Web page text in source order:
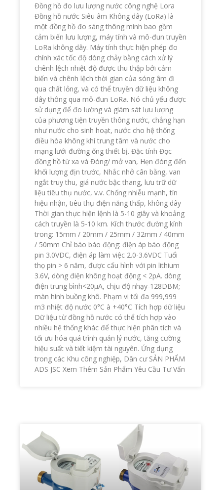
Đồng hồ đo lưu lượng nước công nghệ Lora
Đồng hồ nước Siêu âm Không dây (LoRa) là
một đồng hồ đo sáng thông minh bao gồm
cảm biến lưu lượng, máy tính và mô-đun truyền
LoRa không dây. Máy tính thực hiện phép đo
chính xác tốc độ dòng chảy bằng cách xử lý
chênh lệch nhiệt độ được thu thập bởi cảm
biến và chênh lệch thời gian của sóng âm đi
qua chất lỏng, và có thể truyền dữ liệu không
dây thông qua mô-đun LoRa. Nó chủ yếu được
sử dụng để đo lường và giám sát lưu lượng
của phương tiện truyền thông nước, chẳng hạn
như nước cho sinh hoạt, nước cho hệ thống
điều hòa không khí trung tâm và nước cho
mạng lưới đường ống thiết bị. Đặc tính Đọc
đồng hồ từ xa và Đóng/ mở van, Hẹn đóng đến
khối lượng địn trước, Nhắc nhở cân bằng, van
ngắt truy thu, giá nước bậc thang, lưu trữ dữ
liệu tiêu thụ nước, v.v. Chống nhiễu mạnh, tín
hiệu nhận, tiêu thụ điện năng thấp, không dây
Thời gian thực hiện lệnh là 5-10 giây và khoảng
cách truyền là 5-10 km. Kích thước đường kính
trong: 15mm / 20mm / 25mm / 32mm / 40mm
/ 50mm Chỉ báo báo động: điện áp báo động
pin 3.0VDC, điện áp làm việc 2.0-3.6VDC Tuổi
thọ pin > 6 năm, được cấu hình với pin lithium
3.6V, dòng điện không hoạt động < 2pA. dòng
điện trung bình<20μA, chịu độ nhạy-128DBM;
màn hình buồng khô. Phạm vi tối đa 999,999
m3 nhiệt độ nước 0°C à +40°C Tích hợp dữ liệu
Dữ liệu từ đồng hồ nước có thể tích hợp vào
nhiều hệ thống khác để thực hiện phân tích và
tối ưu hóa quá trình quản lý nước, tăng cường
hiệu suất và tiết kiệm tài nguyên. Ứng dụng
trong các Khu công nghiệp, Dân cư SẢN PHẨM
ADS JSC Xem Thêm Sản Phẩm Yêu Cầu Tư Vấn